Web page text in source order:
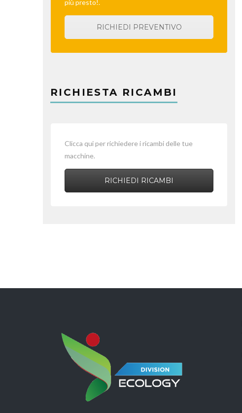
più presto!.
RICHIEDI PREVENTIVO
RICHIESTA RICAMBI
Clicca qui per richiedere i ricambi delle tue
macchine.
RICHIEDI RICAMBI